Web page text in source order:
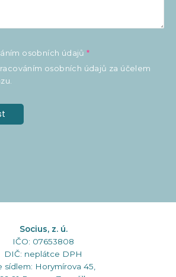
osobních údajů*
osobních údajů za účelem
Socius, z. ú.
IČO: 07653808
DIČ: neplátce DPH
sídlem: Horymírova 45,